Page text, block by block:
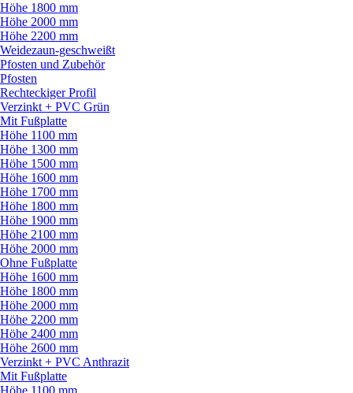
Höhe 1800 mm
Höhe 2000 mm
Höhe 2200 mm
Weidezaun-geschweißt
Pfosten und Zubehör
Pfosten
Rechteckiger Profil
Verzinkt + PVC Grün
Mit Fußplatte
Höhe 1100 mm
Höhe 1300 mm
Höhe 1500 mm
Höhe 1600 mm
Höhe 1700 mm
Höhe 1800 mm
Höhe 1900 mm
Höhe 2100 mm
Höhe 2000 mm
Ohne Fußplatte
Höhe 1600 mm
Höhe 1800 mm
Höhe 2000 mm
Höhe 2200 mm
Höhe 2400 mm
Höhe 2600 mm
Verzinkt + PVC Anthrazit
Mit Fußplatte
Höhe 1100 mm